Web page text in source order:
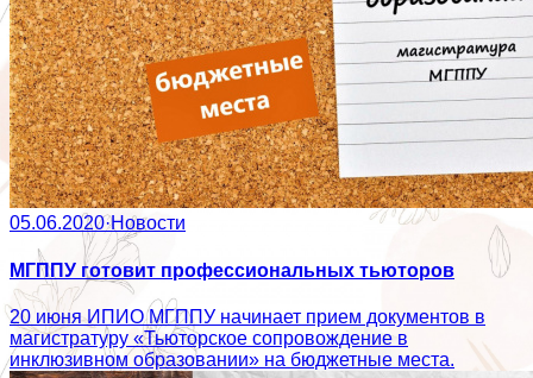
05.06.2020·Новости
МГППУ готовит профессиональных тьюторов
20 июня ИПИО МГППУ начинает прием документов в
магистратуру «Тьюторское сопровождение в
инклюзивном образовании» на бюджетные места.